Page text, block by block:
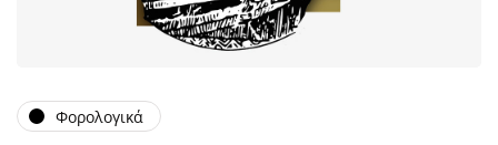
Φορολογικά